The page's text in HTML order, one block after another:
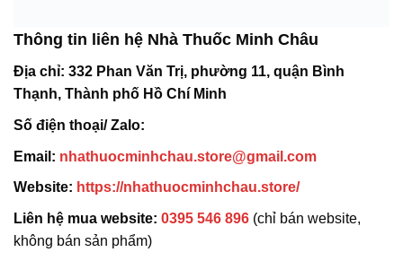
Thông tin liên hệ Nhà Thuốc Minh Châu
Địa chỉ: 332 Phan Văn Trị, phường 11, quận Bình
Thạnh, Thành phố Hồ Chí Minh
Số điện thoại/ Zalo:
Email: nhathuocminhchau.store@gmail.com
Website: https://nhathuocminhchau.store/
Liên hệ mua website: 0395 546 896 (chỉ bán website,
không bán sản phẩm)